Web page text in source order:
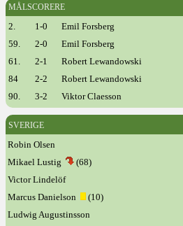
MÅLSCORERE
2. 1-0 Emil Forsberg
59.
2-0
Emil Forsberg
61.
2-1
Robert Lewandowski
84
2-2
Robert Lewandowski
90.
3-2 Viktor Claesson
SVERIGE
Robin Olsen
Mikael Lustig
(68)
Victor Lindelöf
Marcus Danielson
(10)
Ludwig Augustinsson